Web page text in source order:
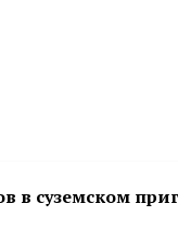
в суземском